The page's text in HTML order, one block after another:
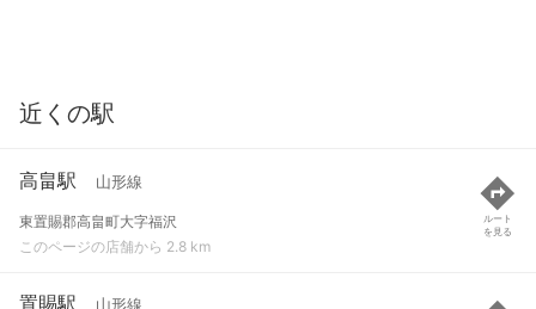
近くの駅
高畠駅 山形線
東置賜郡高畠町大字福沢
このページの店舗から 2.8 km
ルート
を見る
置賜駅 山形線